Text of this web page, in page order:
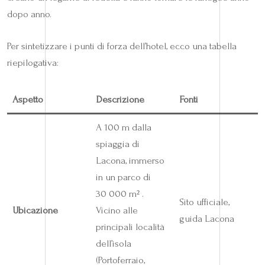
dopo anno.
Per sintetizzare i punti di forza dell’hotel, ecco una tabella
riepilogativa:
Aspetto Descrizione Fonti
Ubicazione
A 100 m dalla
spiaggia di
Lacona, immerso
in un parco di
30 000 m² .
Vicino alle
principali località
dell’isola
(Portoferraio,
Sito ufficiale,
guida Lacona